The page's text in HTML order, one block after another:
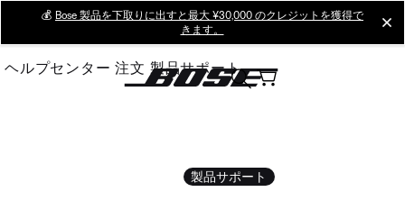
Main
💰 Bose 製品を下取りに出すと最大 ¥30,000 のクレジットを獲得で
きます。
ヘルプセンター 注文 製品サポート
製品サポート